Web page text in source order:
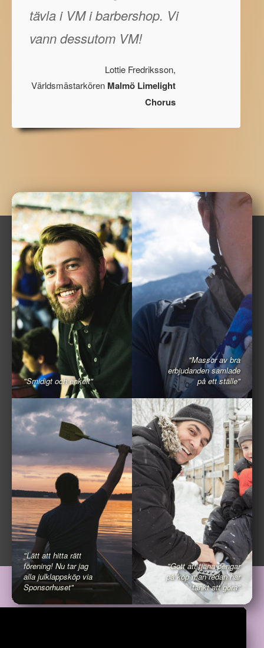
tävla i VM i barbershop. Vi
vann dessutom VM!
Lottie Fredriksson,
Världsmästarkören Malmö Limelight
Chorus
"Smidigt och enkelt"
"Massor av bra
erbjudanden samlade
på ett ställe"
"Lätt att hitta rätt
förening! Nu tar jag
alla julklappsköp via
Sponsorhuset"
"Gott att tjäna pengar
på köp man redan har
tänkt att göra"